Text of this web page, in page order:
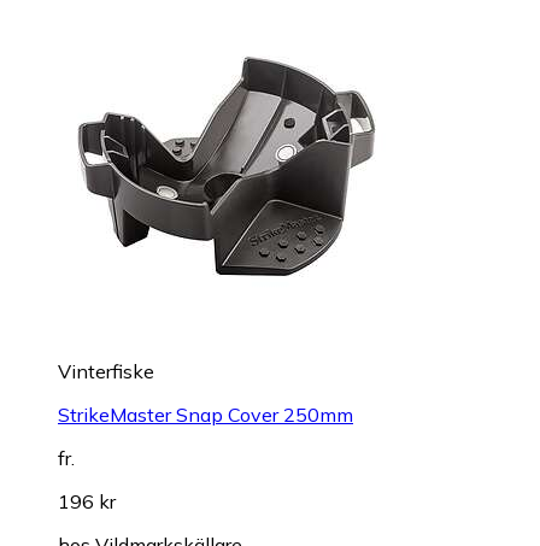
Vinterfiske
StrikeMaster Snap Cover 250mm
fr.
196 kr